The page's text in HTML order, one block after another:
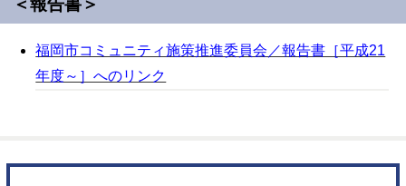
＜報告書＞
福岡市コミュニティ施策推進委員会／報告書［平成21
年度～］へのリンク